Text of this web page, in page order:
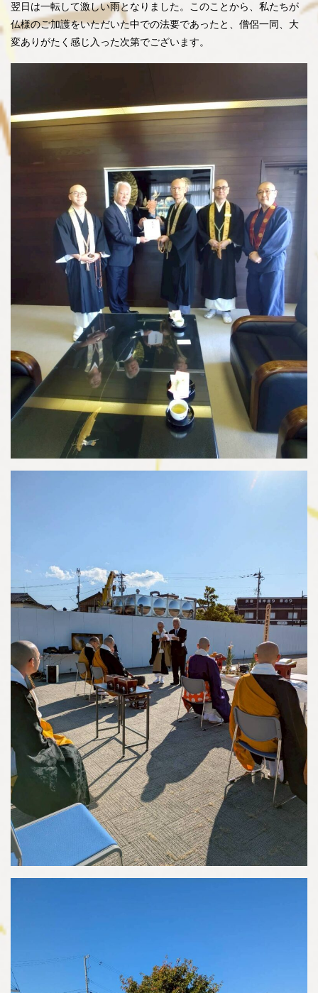
翌日は一転して激しい雨となりました。このことから、私たちが
仏様のご加護をいただいた中での法要であったと、僧侶一同、大
変ありがたく感じ入った次第でございます。